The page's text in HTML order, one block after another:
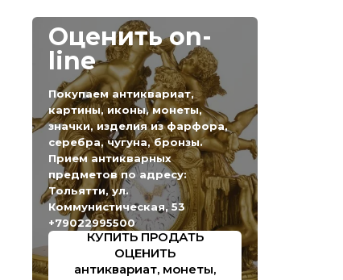
Оценить on-
line
Покупаем антиквариат,
картины, иконы, монеты,
значки, изделия из фарфора,
серебра, чугуна, бронзы.
Прием антикварных
предметов по адресу:
Тольятти, ул.
Коммунистическая, 53
+79022995500
КУПИТЬ ПРОДАТЬ
ОЦЕНИТЬ
антиквариат, монеты,